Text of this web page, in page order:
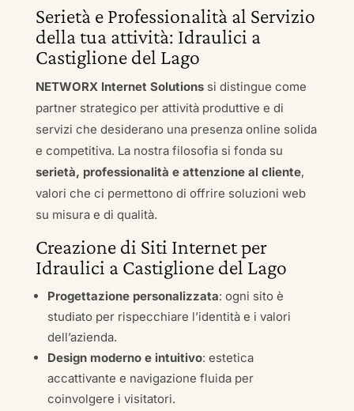
Serietà e Professionalità al Servizio
della tua attività: Idraulici a
Castiglione del Lago
NETWORX Internet Solutionssi distingue come
partner strategico per attività produttive e di
servizi che desiderano una presenza online solida
e competitiva. La nostra filosofia si fonda su
serietà, professionalità e attenzione al cliente,
valori che ci permettono di offrire soluzioni web
su misura e di qualità.
Creazione di Siti Internet per
Idraulici a Castiglione del Lago
Progettazione personalizzata: ogni sito è
studiato per rispecchiare l’identità e i valori
dell’azienda.
Design moderno e intuitivo: estetica
accattivante e navigazione fluida per
coinvolgere i visitatori.